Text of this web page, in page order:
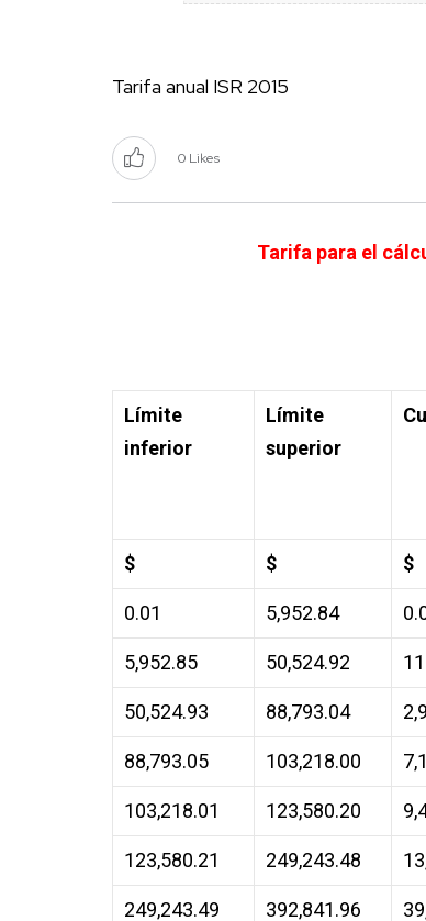
Tarifa anual ISR 2015
0 Likes
Tarifa para el
Límite
inferior
Límite
superior
$ $ $
0.01 5,952.84
5,952.85 50,524.92
50,524.93 88,793.04
88,793.05 103,218.00
103,218.01 123,580.20
123,580.21 249,243.48
249,243.49 392,841.96